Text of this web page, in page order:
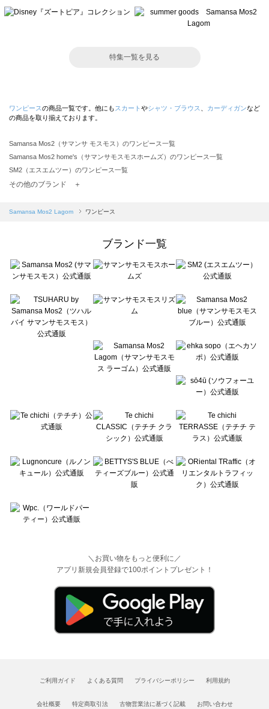
特集一覧を見る
ワンピースの商品一覧です。他にも スカート やシャツ・ブラウス カーディガンなど
の商品を取り揃えております。
Samansa Mos2（サマンサ モスモス）のワンピース一覧
Samansa Mos2 home's（サマンサモスモスホームズ）のワンピース一覧
SM2（エスエムツー）のワンピース一覧
TSUHARU by Samansa Mos2（ツハルバイサマンサモスモス）のワンピース一覧
Samansa Mos2 blue（サマンサモスモス ブルー）のワンピース一覧
sō4ū（ソウフォーユー）のワンピース一覧
Te chichi（テチチ）のワンピース一覧
Te chichi CLASSIC（テチチ クラシック）のワンピース一覧
Lugnoncure（ルノンキュール）のワンピース一覧
BETTY'S BLUE（べティーズブルー）のワンピース一覧
Wpc.（ワールドパーティー）のワンピース一覧
その他のブランド ＋
Samansa Mos2 Lagom ワンピース
ブランド一覧
＼お買い物をもっと便利に／
アプリ新規会員登録で100ポイントプレゼント！
ご利用ガイド よくある質問 プライバシーポリシー 利用規約
会社概要 特定商取引法 古物営業法に基づく記載 お問い合わせ